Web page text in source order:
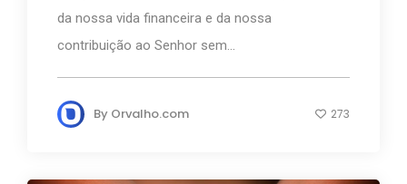
da nossa vida financeira e da nossa
contribuição ao Senhor sem...
By Orvalho.com 273